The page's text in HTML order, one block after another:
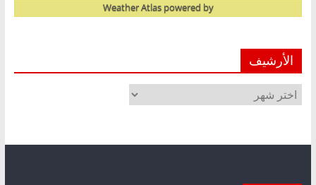
powered by
Weather Atlas
الأرشيف
الأرشيف